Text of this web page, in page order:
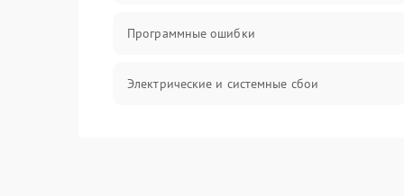
Программные ошибки
Электрические и системные сбои